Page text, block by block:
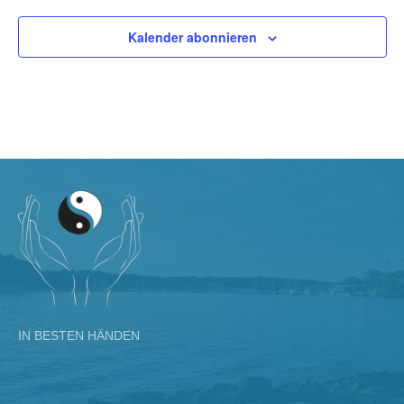
Kalender abonnieren
IN BESTEN HÄNDEN